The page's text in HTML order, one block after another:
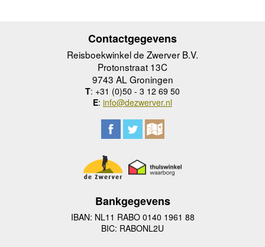
Contactgegevens
Reisboekwinkel de Zwerver B.V.
Protonstraat 13C
9743 AL Groningen
T: +31 (0)50 - 3 12 69 50
E: info@dezwerver.nl
Bankgegevens
IBAN: NL11 RABO 0140 1961 88
BIC: RABONL2U